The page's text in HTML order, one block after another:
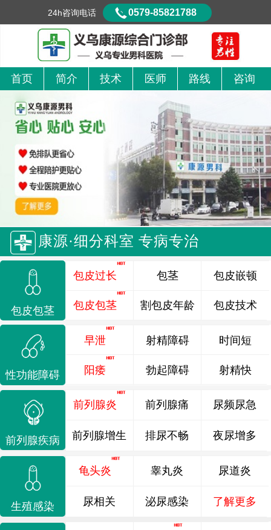
首页 简介 技术 医师 路线 咨询
康源·细分科室 专病专治
包皮包茎
包皮过长
包皮包茎
包茎
割包皮年龄
包皮嵌顿
包皮技术
性功能障碍
早泄
阳痿
射精障碍
勃起障碍
时间短
射精快
前列腺疾病
前列腺炎 前列腺痛 尿频尿急
前列腺增生 排尿不畅 夜尿增多
生殖感染
龟头炎 睾丸炎 尿道炎
尿相关 泌尿感染 了解更多
24h咨询电话 0579-85821788